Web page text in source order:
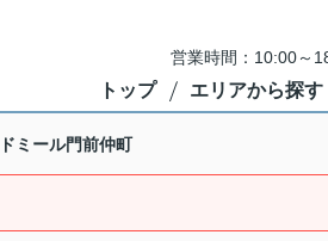
営業時間：10:00～
トップ エリアから探す
ドミール門前仲町